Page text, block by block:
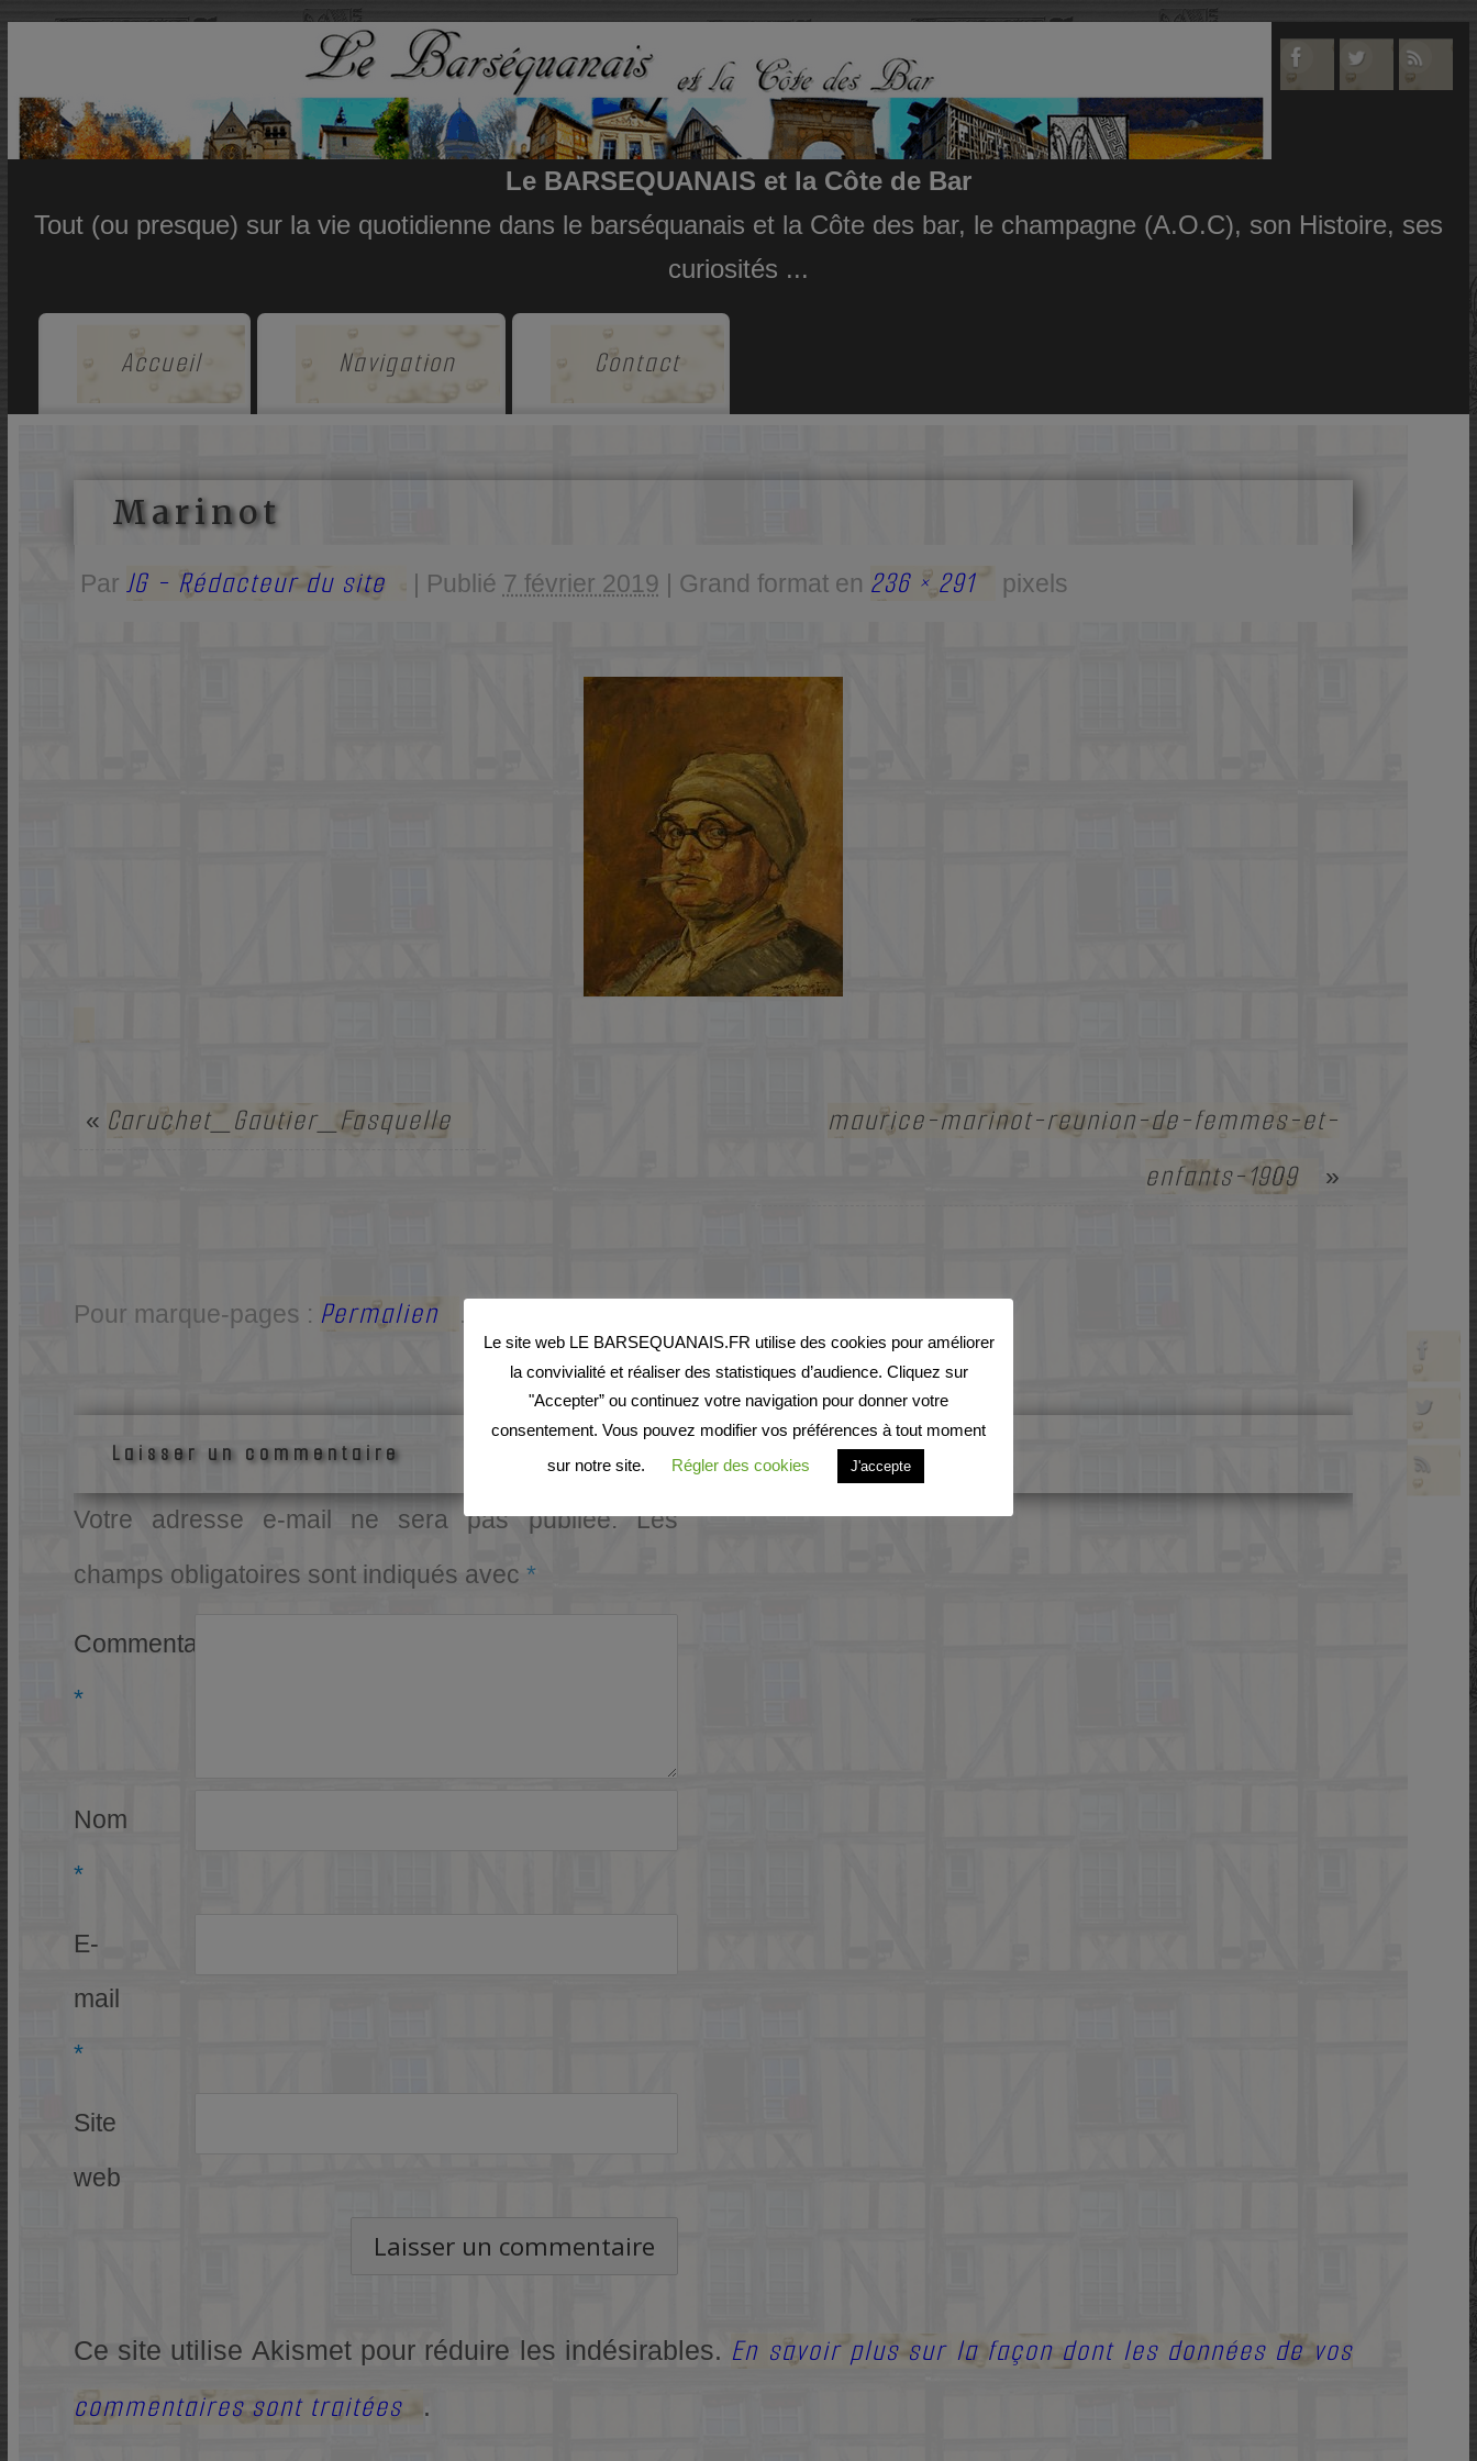
Le BARSEQUANAIS et la Côte de Bar
Tout (ou presque) sur la vie quotidienne dans le barséquanais et la Côte des bar, le champagne (A.O.C), son Histoire, ses
curiosités ...
Accueil Navigation Contact
Marinot
Par JG - Rédacteur du site Publié 7 février 2019 Grand format en 236 × 291 pixels
« Caruchet_Gautier_Fasquelle
maurice-marinot-reunion-de-femmes-et-
enfants-1909
»
Pour marque-pages : Permalien .
Laisser un commentaire
Votre adresse e-mail ne sera pas publiée.
Les
champs obligatoires sont indiqués avec *
Commentaire
*
Nom
*
E-
mail
*
Site
web
Ce site utilise Akismet pour réduire les indésirables. En savoir plus sur la façon dont les données de vos
commentaires sont traitées
.
Le site web LE BARSEQUANAIS.FR utilise des cookies pour améliorer
la convivialité et réaliser des statistiques d’audience. Cliquez sur
"Accepter” ou continuez votre navigation pour donner votre
consentement. Vous pouvez modifier vos préférences à tout moment
sur notre site.
Régler des cookies J'accepte